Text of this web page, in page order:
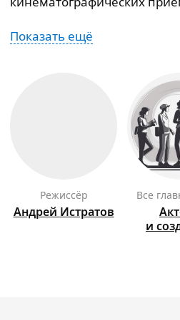
Показать ещё
режиссёр
Андрей Истратов
Все
и